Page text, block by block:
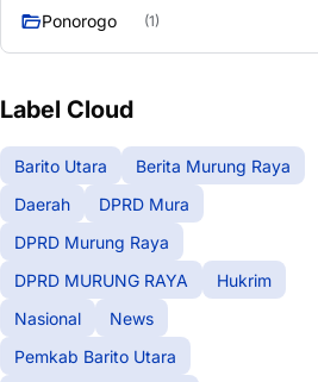
Raya
Ponorogo (1)
Label Cloud
Barito Utara
Berita Murung Raya
Daerah
DPRD Mura
DPRD Murung Raya
DPRD MURUNG RAYA
Hukrim
Nasional
News
Pemkab Barito Utara